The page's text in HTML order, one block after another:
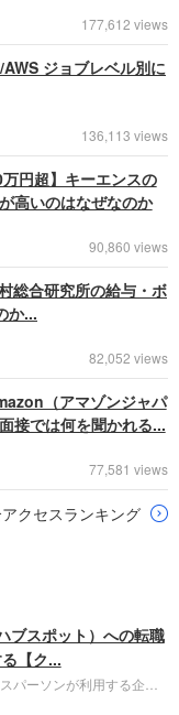
177,612 views
ジョブレベル別に
136,113 views
万円超】キーエンスの
高いのはなぜなのか
90,860 views
総合研究所の給与・ボ
か...
82,052 views
（アマゾンジャパ
接では何を聞かれる...
77,581 views
クセスランキング
スポット）への転職
【ク...
パーソンが利用する企業